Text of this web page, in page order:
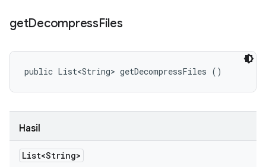
getDecompressFiles
public List<String> getDecompressFiles ()
Hasil
List<String>